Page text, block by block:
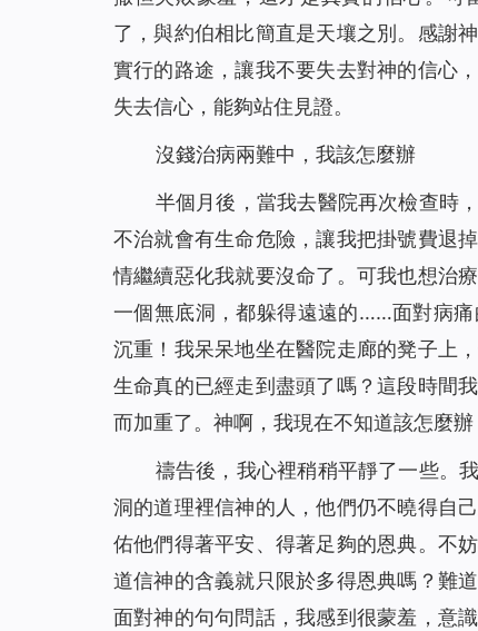
了，與約伯相比簡直是天壤之別。感謝
實行的路途，讓我不要失去對神的信心
失去信心，能夠站住見證。
沒錢治病兩難中，我該怎麼辦
半個月後，當我去醫院再次檢查時
不治就會有生命危險，讓我把掛號費退
情繼續惡化我就要沒命了。可我也想治
一個無底洞，都躲得遠遠的……面對病
沉重！我呆呆地坐在醫院走廊的凳子上
生命真的已經走到盡頭了嗎？這段時間
而加重了。神啊，我現在不知道該怎麼
禱告後，我心裡稍稍平靜了一些。
洞的道理裡信神的人，他們仍不曉得自
佑他們得著平安、得著足夠的恩典。不
道信神的含義就只限於多得恩典嗎？難
面對神的句句問話，我感到很蒙羞，意